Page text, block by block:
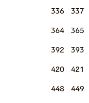
336 337
364 365
392 393
420 421
448 449